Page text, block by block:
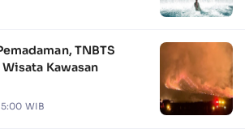
TNBTS
Kawasan
WIB